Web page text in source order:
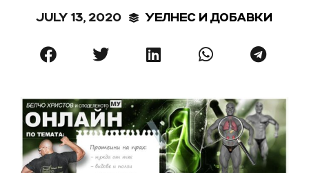
JULY 13, 2020 УЕЛНЕС И ДОБАВКИ